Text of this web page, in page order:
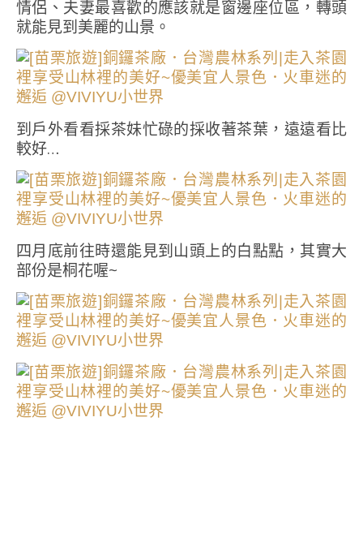
情侶、夫妻最喜歡的應該就是窗邊座位區，轉頭
就能見到美麗的山景。
到戶外看看採茶妹忙碌的採收著茶葉，遠遠看比
較好…
四月底前往時還能見到山頭上的白點點，其實大
部份是桐花喔~